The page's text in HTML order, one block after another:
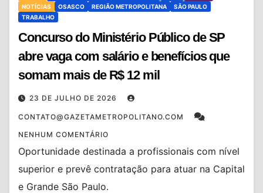
NOTÍCIAS
OSASCO REGIÃO METROPOLITANA
SÃO PAULO
TRABALHO
Concurso do Ministério Público de SP
abre vaga com salário e benefícios que
somam mais de R$ 12 mil
23 DE JULHO DE 2026
CONTATO@GAZETAMETROPOLITANO.COM
NENHUM COMENTÁRIO
Oportunidade destinada a profissionais com nível
superior e prevê contratação para atuar na Capital
e Grande São Paulo.